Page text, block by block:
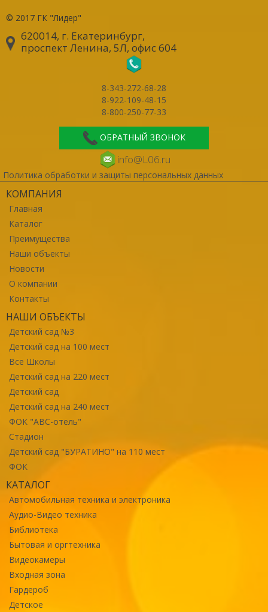
© 2017 ГК "Лидер"
620014, г. Екатеринбург,
проспект Ленина, 5Л, офис 604
8-343-272-68-28
8-922-109-48-15
8-800-250-77-33
ОБРАТНЫЙ ЗВОНОК
info@L06.ru
Политика обработки и защиты персональных данных
КОМПАНИЯ
Главная
Каталог
Преимущества
Наши объекты
Новости
О компании
Контакты
НАШИ ОБЪЕКТЫ
Детский сад №3
Детский сад на 100 мест
Все Школы
Детский сад на 220 мест
Детский сад
Детский сад на 240 мест
ФОК "ABC-отель"
Стадион
Детский сад "БУРАТИНО" на 110 мест
ФОК
КАТАЛОГ
Автомобильная техника и электроника
Аудио-Видео техника
Библиотека
Бытовая и оргтехника
Видеокамеры
Входная зона
Гардероб
Детское